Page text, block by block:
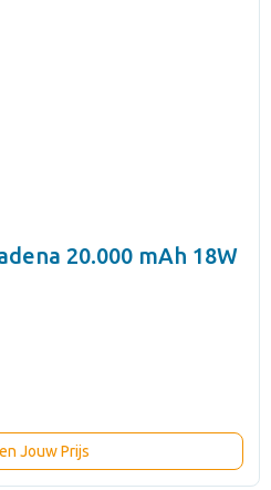
20.000 mAh 18W
Jouw Prijs